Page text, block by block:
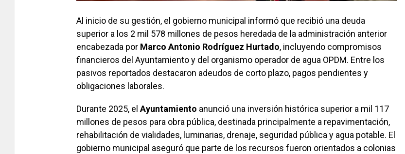
Al inicio de su gestión, el gobierno municipal informó que recibió una deuda
superior a los 2 mil 578 millones de pesos heredada de la administración anterior
encabezada por Marco Antonio Rodríguez Hurtado, incluyendo compromisos
financieros del Ayuntamiento y del organismo operador de agua OPDM. Entre los
pasivos reportados destacaron adeudos de corto plazo, pagos pendientes y
obligaciones laborales.
Durante 2025, el Ayuntamiento anunció una inversión histórica superior a mil 117
millones de pesos para obra pública, destinada principalmente a repavimentación,
rehabilitación de vialidades, luminarias, drenaje, seguridad pública y agua potable. El
gobierno municipal aseguró que parte de los recursos fueron orientados a colonias